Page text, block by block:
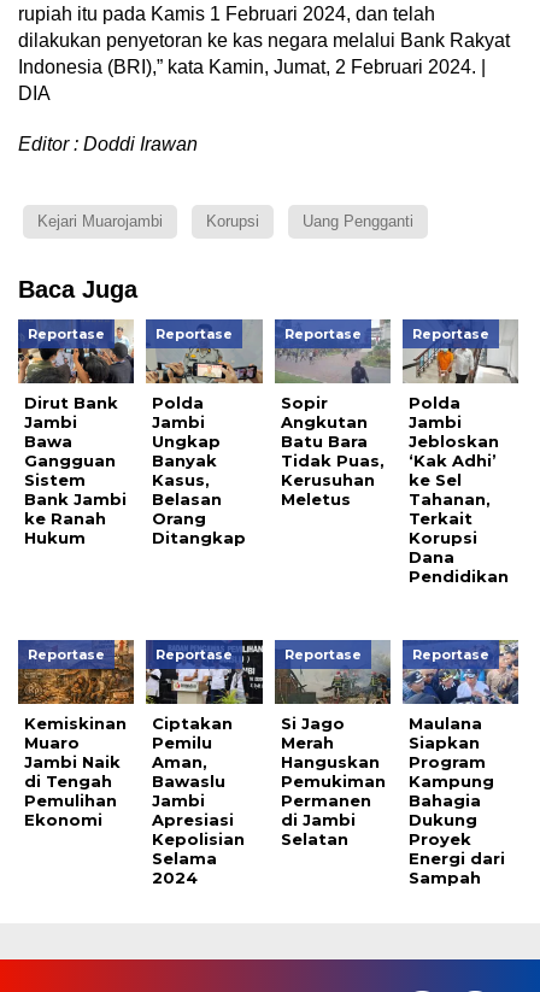
rupiah itu pada Kamis 1 Februari 2024, dan telah
dilakukan penyetoran ke kas negara melalui Bank Rakyat
Indonesia (BRI),” kata Kamin, Jumat, 2 Februari 2024. |
DIA
Editor : Doddi Irawan
Kejari Muarojambi Korupsi Uang Pengganti
Baca Juga
Reportase
Dirut Bank
Jambi
Bawa
Gangguan
Sistem
Bank Jambi
ke Ranah
Hukum
Reportase
Polda
Jambi
Ungkap
Banyak
Kasus,
Belasan
Orang
Ditangkap
Reportase
Sopir
Angkutan
Batu Bara
Tidak Puas,
Kerusuhan
Meletus
Reportase
Polda
Jambi
Jebloskan
‘Kak Adhi’
ke Sel
Tahanan,
Terkait
Korupsi
Dana
Pendidikan
Reportase
Kemiskinan
Muaro
Jambi Naik
di Tengah
Pemulihan
Ekonomi
Reportase
Ciptakan
Pemilu
Aman,
Bawaslu
Jambi
Apresiasi
Kepolisian
Selama
2024
Reportase
Si Jago
Merah
Hanguskan
Pemukiman
Permanen
di Jambi
Selatan
Reportase
Maulana
Siapkan
Program
Kampung
Bahagia
Dukung
Proyek
Energi dari
Sampah